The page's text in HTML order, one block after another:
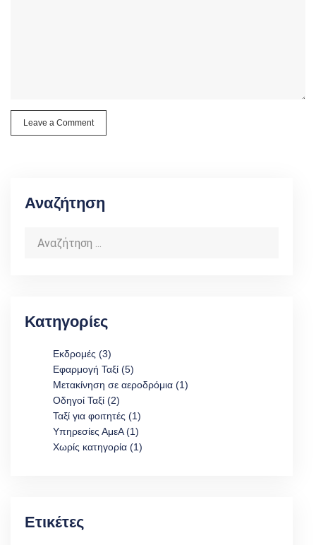
Leave a Comment
Αναζήτηση
Κατηγορίες
Εκδρομές (3)
Εφαρμογή Ταξί (5)
Μετακίνηση σε αεροδρόμια (1)
Οδηγοί Ταξί (2)
Ταξί για φοιτητές (1)
Υπηρεσίες ΑμεΑ(1)
Χωρίς κατηγορία (1)
Ετικέτες